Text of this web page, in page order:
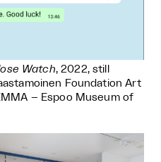
Watch, 2022, still
Foundation Art
– Espoo Museum of